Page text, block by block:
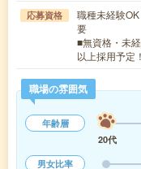
応募資格
職種未経験
要
■無資格・未
以上採用予定
職場の雰囲気
年齢層
20代
男女比率